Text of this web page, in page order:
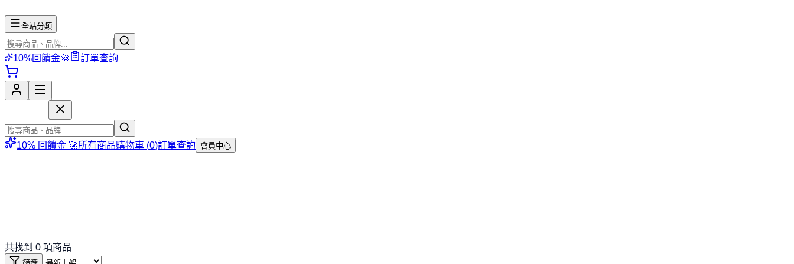
全站分類
10%回饋金🚀 訂單查詢
10% 回饋金 🚀所有商品購物車 (0)訂單查詢 會員中心
共找到 0 項商品